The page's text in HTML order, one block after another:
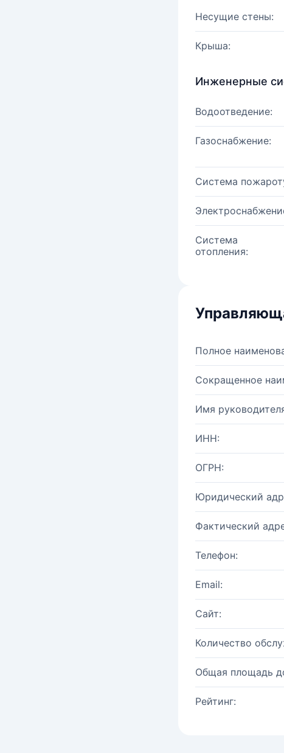
Несущие стены:
Крыша:
Инженерные
Водоотведение:
Газоснабжение:
Система
Система
отопления:
Полное
Сокращенное
Имя
ИНН:
ОГРН:
Юридический
Фактический
Телефон:
Email:
Сайт:
Количество
Общая площадь
Рейтинг: